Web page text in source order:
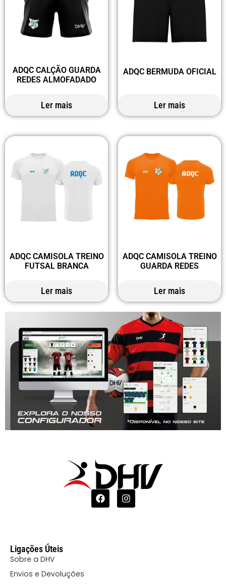
ADQC CALÇÃO GUARDA
REDES ALMOFADADO
Ler mais
ADQC BERMUDA OFICIAL
Ler mais
ADQC CAMISOLA TREINO
FUTSAL BRANCA
Ler mais
ADQC CAMISOLA TREINO
GUARDA REDES
Ler mais
Ligações Úteis
Sobre a DHV
Envios e Devoluções